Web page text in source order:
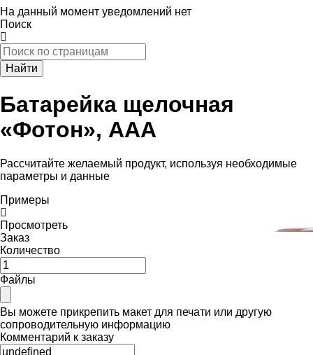
На данный момент уведомлений нет
Поиск
Найти
Батарейка щелочная
«Фотон», AAА
Рассчитайте желаемый продукт, используя необходимые
параметры и данные
Примеры
Просмотреть
Заказ
Количество
Файлы
Вы можете прикрепить макет для печати или другую
сопроводительную информацию
Комментарий к заказу